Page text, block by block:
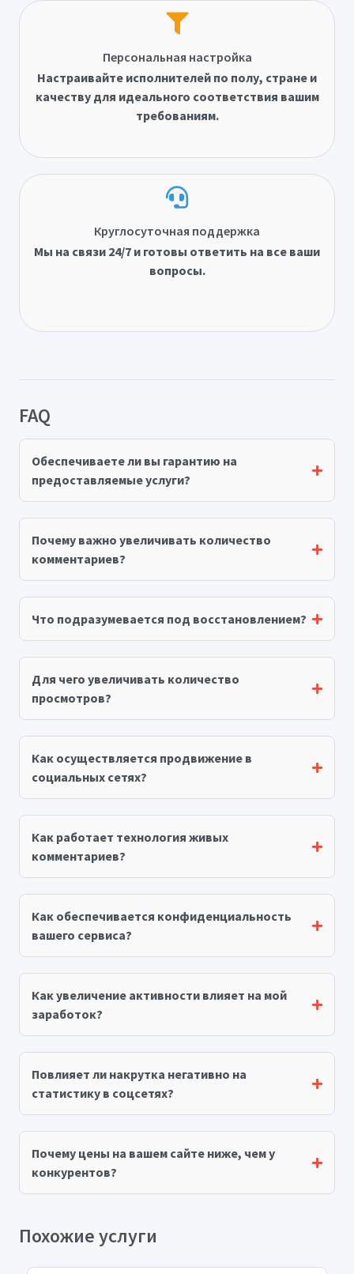
Персональная настройка
Настраивайте исполнителей по полу, стране и
качеству для идеального соответствия вашим
требованиям.
Круглосуточная поддержка
Мы на связи 24/7 и готовы ответить на все ваши
вопросы.
FAQ
Обеспечиваете ли вы гарантию на
предоставляемые услуги?
Почему важно увеличивать количество
комментариев?
Что подразумевается под восстановлением?
Для чего увеличивать количество
просмотров?
Как осуществляется продвижение в
социальных сетях?
Как работает технология живых
комментариев?
Как обеспечивается конфиденциальность
вашего сервиса?
Как увеличение активности влияет на мой
заработок?
Повлияет ли накрутка негативно на
статистику в соцсетях?
Почему цены на вашем сайте ниже, чем у
конкурентов?
Похожие услуги